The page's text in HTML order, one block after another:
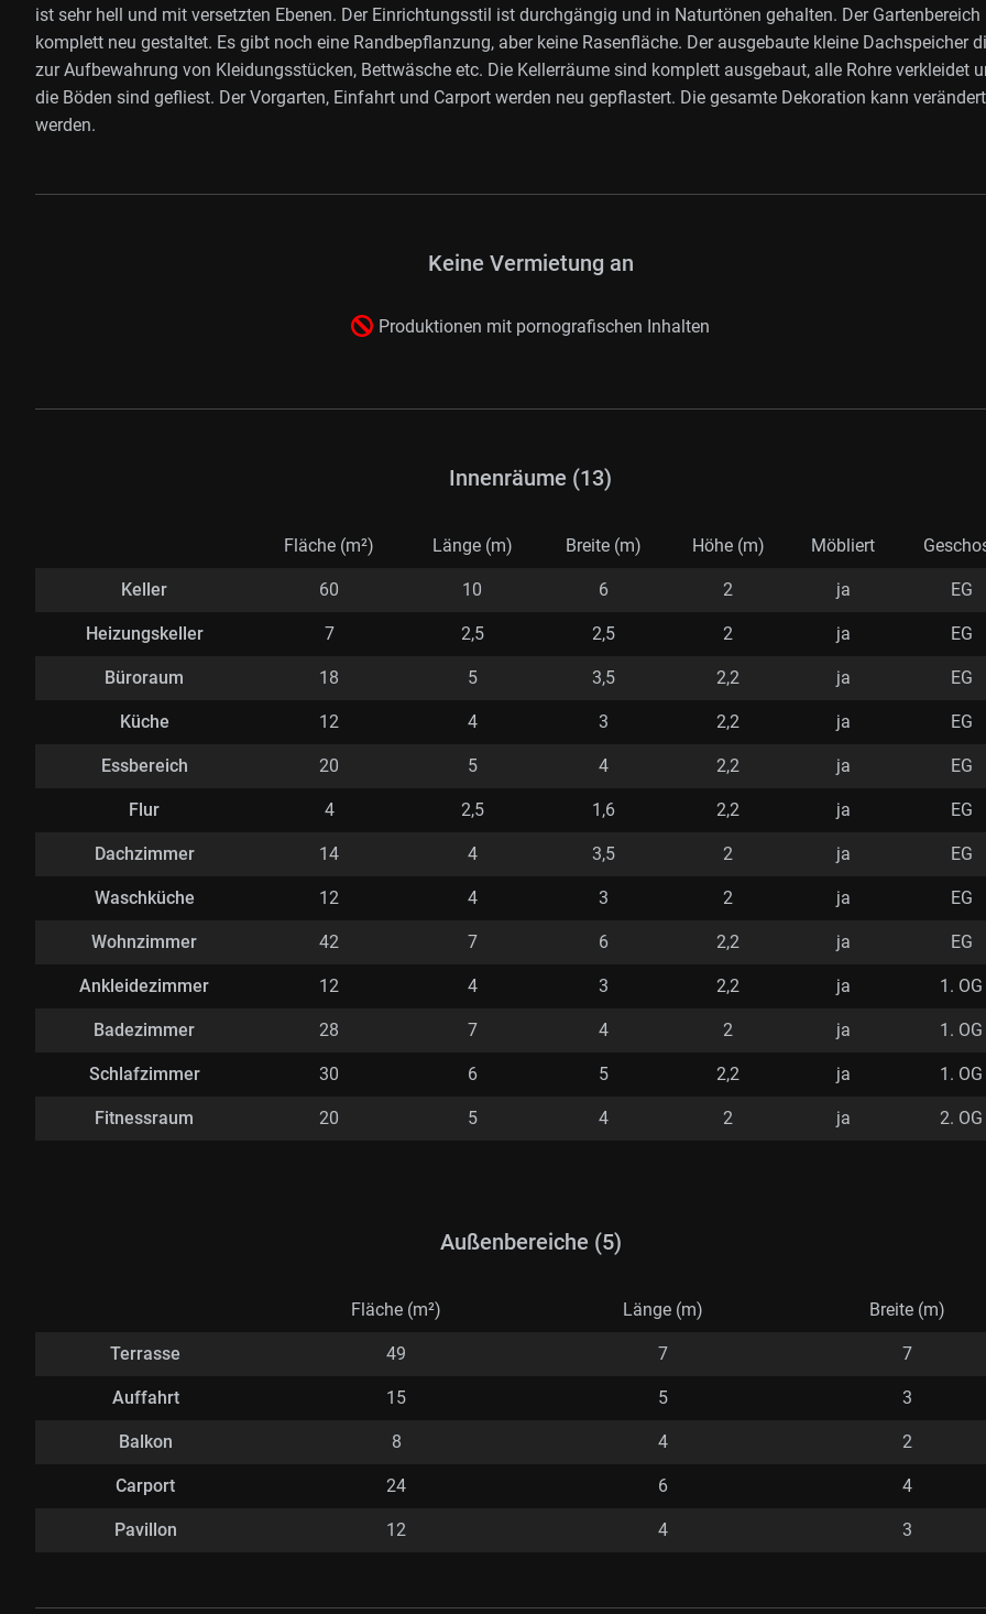
ist sehr hell und mit versetzten Ebenen. Der Einrichtungsstil ist durchgängig und in Naturtönen gehalten. Der Gartenbereich
komplett neu gestaltet. Es gibt noch eine Randbepflanzung, aber keine Rasenfläche. Der ausgebaute kleine Dachspeicher
zur Aufbewahrung von Kleidungsstücken, Bettwäsche etc. Die Kellerräume sind komplett ausgebaut, alle Rohre verkleidet
die Böden sind gefliest. Der Vorgarten, Einfahrt und Carport werden neu gepflastert. Die gesamte Dekoration kann verändert
werden.
Keine Vermietung an
Produktionen mit pornografischen Inhalten
Innenräume (13)
Fläche (m²) Länge (m) Breite (m) Höhe (m) Möbliert
Keller 60 10 6 2 ja EG
Heizungskeller 7 2,5 2,5 2 ja EG
Büroraum 18 5 3,5 2,2 ja EG
Küche 12 4 3 2,2 ja EG
Essbereich 20 5 4 2,2 ja EG
Flur 4 2,5 1,6 2,2 ja EG
Dachzimmer 14 4 3,5 2 ja EG
Waschküche 12 4 3 2 ja EG
Wohnzimmer 42 7 6 2,2 ja EG
Ankleidezimmer 12 4 3 2,2 ja 1. OG
Badezimmer 28 7 4 2 ja 1. OG
Schlafzimmer 30 6 5 2,2 ja 1. OG
Fitnessraum 20 5 4 2 ja 2. OG
Außenbereiche (5)
Fläche (m²) Länge (m) Breite (m)
Terrasse 49 7 7
Auffahrt 15 5 3
Balkon 8 4 2
Carport 24 6 4
Pavillon 12 4 3